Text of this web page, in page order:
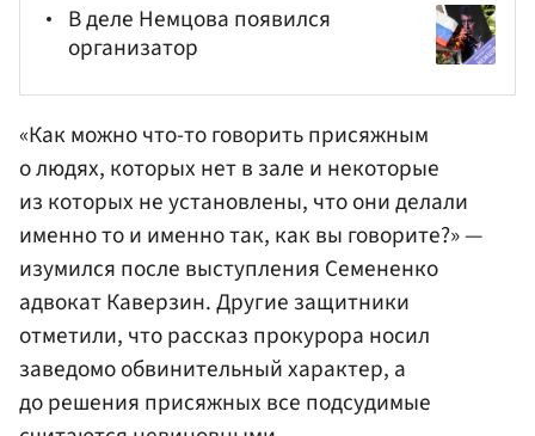
В деле Немцова появился
организатор
«Как можно что-то говорить присяжным
о людях, которых нет в зале и некоторые
из которых не установлены, что они делали
именно то и именно так, как вы говорите?» —
изумился после выступления Семененко
адвокат Каверзин. Другие защитники
отметили, что рассказ прокурора носил
заведомо обвинительный характер, а
до решения присяжных все подсудимые